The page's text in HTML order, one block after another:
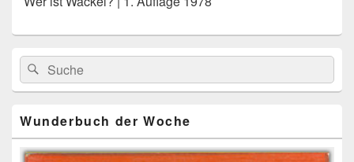
Primärer
Seitenleisten
Widget-
Bereich
Search
for:
Suche
Wunderbuch der Woche